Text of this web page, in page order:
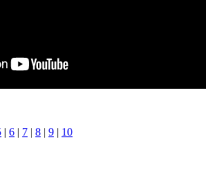
| 6 | 7 | 8 | 9 | 10